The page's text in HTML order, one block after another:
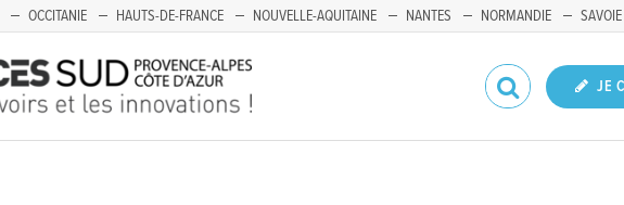
OCCITANIE HAUTS-DE-FRANCE NOUVELLE-AQUITAINE NANTES NORMANDIE
JE